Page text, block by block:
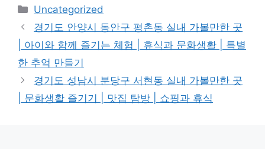
카
테
고
리
Uncategorized
경기도 안양시 동안구 평촌동 실내 가볼만한 곳
| 아이와 함께 즐기는 체험 | 휴식과 문화생활 | 특별
한 추억 만들기
경기도 성남시 분당구 서현동 실내 가볼만한 곳
| 문화생활 즐기기 | 맛집 탐방 | 쇼핑과 휴식